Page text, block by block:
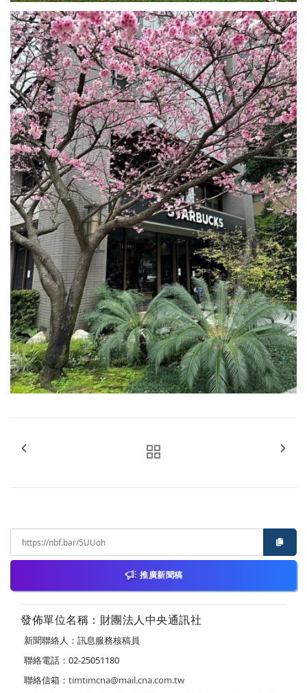
推廣新聞稿
發佈單位名稱：財團法人中央通訊社
新聞聯絡人：訊息服務核稿員
聯絡電話：02-25051180
聯絡信箱： timtimcna@mail.cna.com.tw